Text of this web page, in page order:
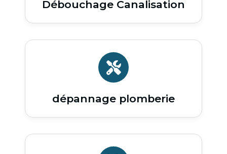
Débouchage Canalisation
dépannage plomberie